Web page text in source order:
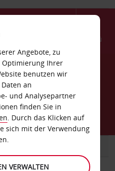
Menü
IN
Angebote, zu
Optimierung Ihrer
benutzen wir
an
und Analysepartner
finden Sie in
. Durch das Klicken auf
sich mit der Verwendung
VERWALTEN